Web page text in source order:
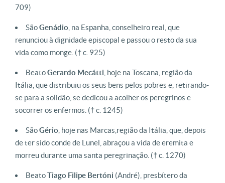
709)
SãoGenádio , na Espanha, conselheiro real, que
renunciou à dignidade episcopal e passou o resto da sua
vida como monge. († c. 925)
BeatoGerardo Mecátti , hoje na Toscana, região da
Itália, que distribuiu os seus bens pelos pobres e, retirando-
se para a solidão, se dedicou a acolher os peregrinos e
socorrer os enfermos. († c. 1245)
SãoGério , hoje nas Marcas,região da Itália, que, depois
de ter sido conde de Lunel, abraçou a vida de eremita e
morreu durante uma santa peregrinação. († c. 1270)
BeatoTiago Filipe Bertóni (André), presbítero da